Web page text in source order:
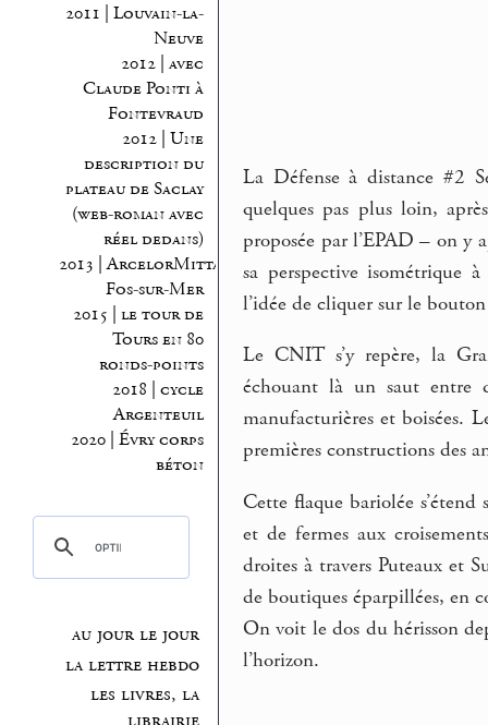
2011 | Louvain-la-
Neuve
2012 | avec
Claude Ponti à
Fontevraud
2012 | Une
description du
plateau de Saclay
(web-roman avec
réel dedans)
2013 | ArcelorMittal
Fos-sur-Mer
2015 | le tour de
Tours en 80
ronds-points
2018 | cycle
Argenteuil
2020 | Évry corps
béton
au jour le jour
la lettre hebdo
les livres, la
La Défense à distance #2
quelques pas plus loin,
proposée par l’EPAD – on y
sa perspective isométrique
l’idée de cliquer sur le
Le CNIT s’y repère, la
échouant là un saut entre
manufacturières et boisées.
premières constructions des
Cette flaque bariolée
et de fermes aux
droites à travers Puteaux et
de boutiques éparpillées, en
On voit le dos du hérisson
l’horizon.